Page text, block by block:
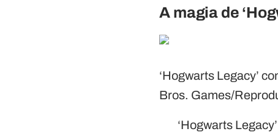
A magia de
‘Hogwarts Legacy’
Bros. Games/
‘Hogwarts